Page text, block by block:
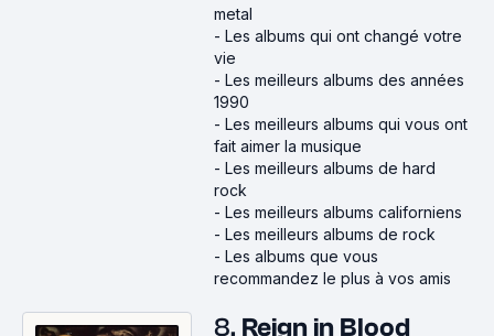
metal
- Les albums qui ont changé votre
vie
- Les meilleurs albums des années
1990
- Les meilleurs albums qui vous ont
fait aimer la musique
- Les meilleurs albums de hard
rock
- Les meilleurs albums californiens
- Les meilleurs albums de rock
- Les albums que vous
recommandez le plus à vos amis
8. Reign in Blood